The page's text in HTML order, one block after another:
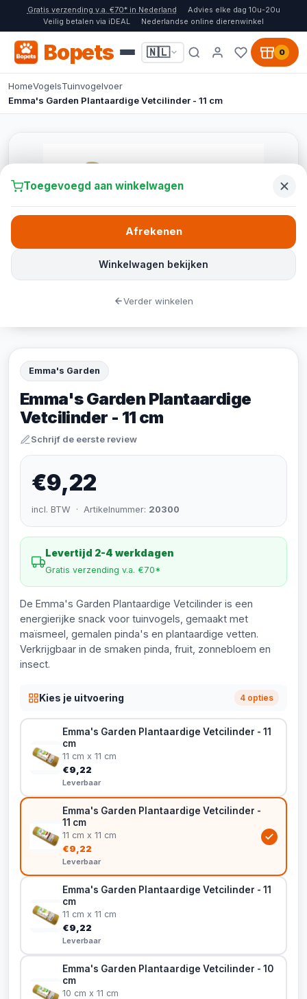
Gratis verzending v.a. €70* in Nederland
Advies elke dag 10u-20u
Veilig betalen via iDEAL
Nederlandse online dierenwinkel
Bopets 🇳🇱 0
HomeVogelsTuinvogelvoer
Emma's Garden Plantaardige Vetcilinder - 11 cm
Emma's Garden
Emma's Garden Plantaardige
Vetcilinder - 11 cm
Schrijf de eerste review
€9,22
incl. BTW · Artikelnummer: 20300
Levertijd 2-4 werkdagen
Gratis verzending v.a. €70*
De Emma's Garden Plantaardige Vetcilinder is een
energierijke snack voor tuinvogels, gemaakt met
maïsmeel, gemalen pinda's en plantaardige vetten.
Verkrijgbaar in de smaken pinda, fruit, zonnebloem en
insect.
Kies je uitvoering 4 opties
Emma's Garden Plantaardige Vetcilinder - 11
cm
11 cm x 11 cm
€9,22
Leverbaar
Emma's Garden Plantaardige Vetcilinder -
11 cm
11 cm x 11 cm
€9,22
Leverbaar
Emma's Garden Plantaardige Vetcilinder - 11
cm
11 cm x 11 cm
€9,22
Leverbaar
Emma's Garden Plantaardige Vetcilinder - 10
cm
10 cm x 11 cm
Toegevoegd aan winkelwagen
Winkelwagen bekijken
Afrekenen
Verder winkelen